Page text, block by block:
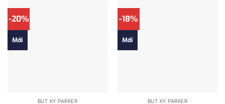
-20%
Mới
BÚT KÝ PARKER
-18%
Mới
BÚT KÝ PARKER